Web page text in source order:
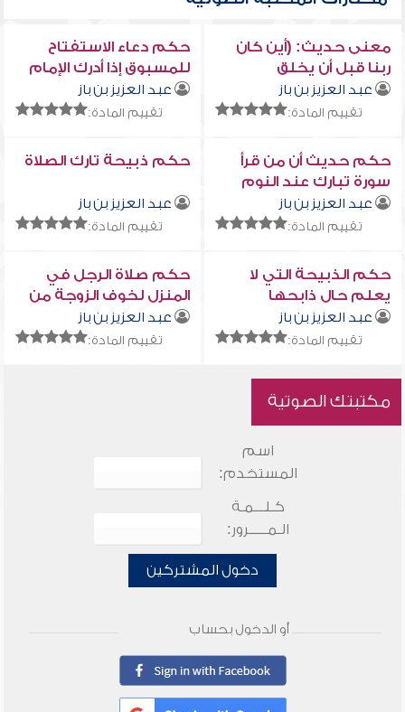
معنى حديث: (أين كان
ربنا قبل أن يخلق
السماوات والأرض ...)
عبد العزيز بن باز
تقييم المادة:
حكم دعاء الاستفتاح
للمسبوق إذا أدرك الإمام
راكعاًعبد العزيز بن باز
تقييم المادة:
حكم حديث أن من قرأ
سورة تبارك عند النوم
حتى الموت فهو شهيد
عبد العزيز بن باز
تقييم المادة:
حكم ذبيحة تارك الصلاة
عبد العزيز بن باز
تقييم المادة:
حكم الذبيحة التي لا
يعلم حال ذابحها
عبد العزيز بن باز
تقييم المادة:
حكم صلاة الرجل في
المنزل لخوف الزوجة من
البقاء وحدها
عبد العزيز بن باز
تقييم المادة:
مكتبتك الصوتية
اسم
المستخدم:
كـلـــمـة
الـمـــــرور:
دخول المشتركين
أو الدخول بحساب